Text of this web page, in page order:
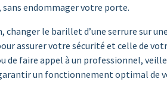
endommager votre porte.
changer le barillet d’une serrure sur
assurer votre sécurité et celle de
de faire appel à un professionnel,
un fonctionnement optimal de